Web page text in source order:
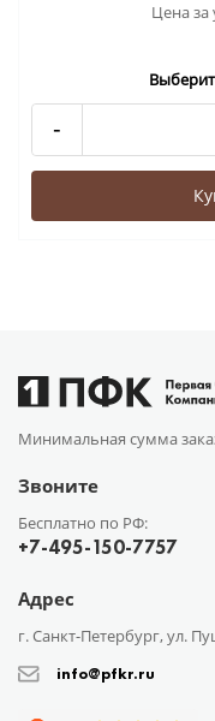
Цена за
-
Минимальная сумма
Звоните
Бесплатно по РФ:
+7-495-150-7757
Адрес
г. Санкт-Петербург, ул.
info@pfkr.ru